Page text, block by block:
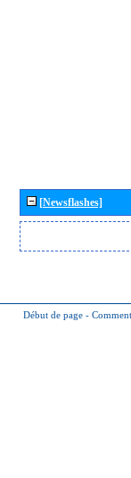
[Newsflashes]
Début de page -